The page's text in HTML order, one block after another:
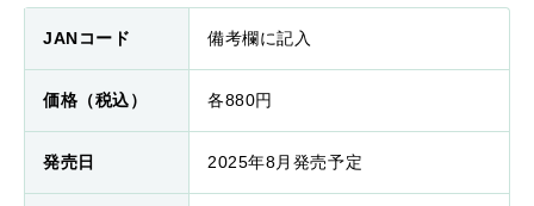
JANコード 備考欄に記入
価格（税込） 各880円
発売日 2025年8月発売予定